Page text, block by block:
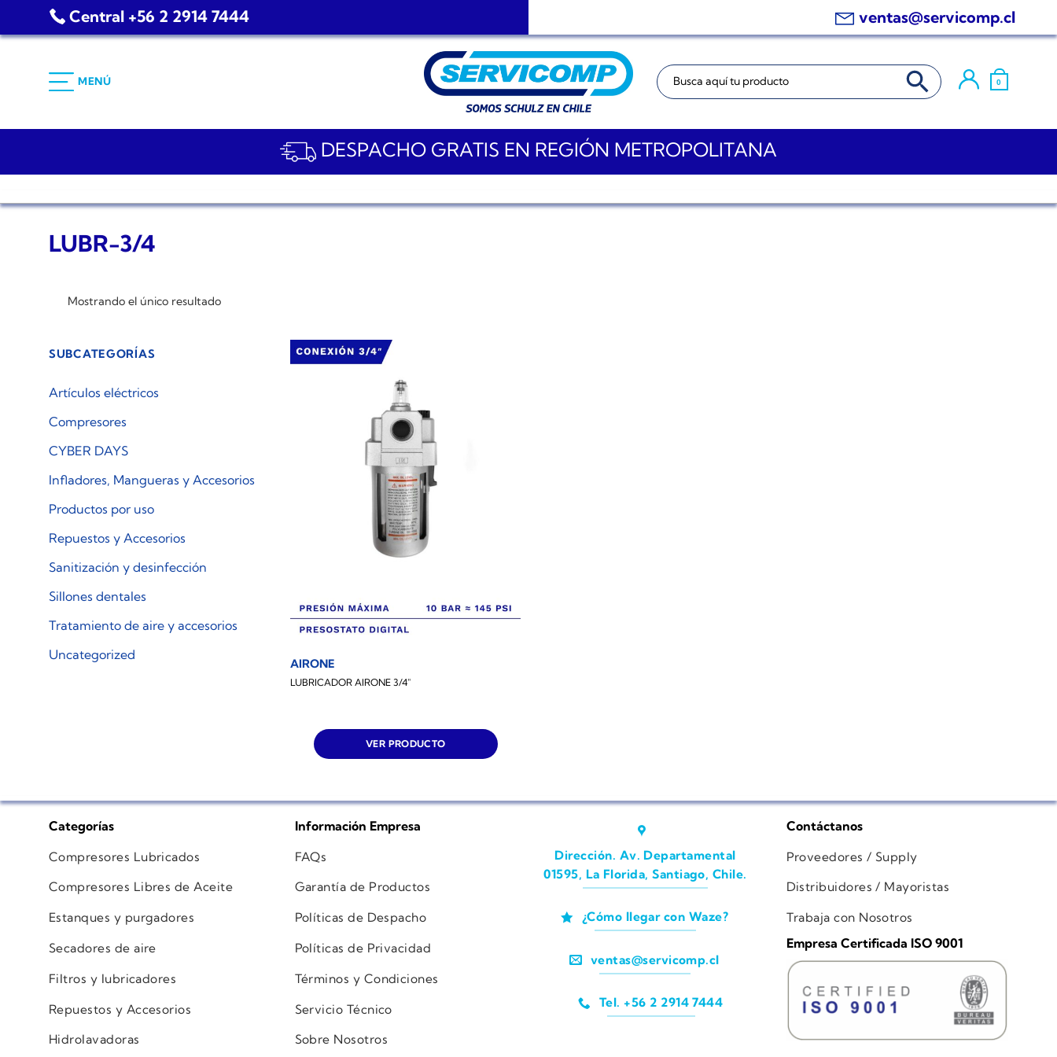
Central +56 2 2914 7444 ventas@servicomp.cl
MENÚ
Buscar: BOTÓN DE BÚSQUEDA
0
DESPACHO GRATIS EN REGIÓN METROPOLITANA
LUBR-3/4
Mostrando el único resultado
SUBCATEGORÍAS
Artículos eléctricos
Compresores
CYBER DAYS
Infladores, Mangueras y Accesorios
Productos por uso
Repuestos y Accesorios
Sanitización y desinfección
Sillones dentales
Tratamiento de aire y accesorios
Uncategorized
AIRONE
LUBRICADOR AIRONE 3/4″
VER PRODUCTO
Categorías
Compresores Lubricados
Compresores Libres de Aceite
Estanques y purgadores
Secadores de aire
Filtros y lubricadores
Repuestos y Accesorios
Hidrolavadoras
Información Empresa
FAQs
Garantía de Productos
Políticas de Despacho
Políticas de Privacidad
Términos y Condiciones
Servicio Técnico
Sobre Nosotros
Dirección. Av. Departamental
01595, La Florida, Santiago, Chile.
¿Cómo llegar con Waze?
ventas@servicomp.cl
Tel. +56 2 2914 7444
Contáctanos
Proveedores / Supply
Distribuidores / Mayoristas
Trabaja con Nosotros
Empresa Certificada ISO 9001